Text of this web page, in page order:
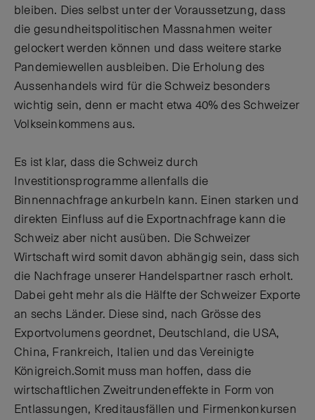
bleiben. Dies selbst unter der Voraussetzung, dass
die gesundheitspolitischen Massnahmen weiter
gelockert werden können und dass weitere starke
Pandemiewellen ausbleiben. Die Erholung des
Aussenhandels wird für die Schweiz besonders
wichtig sein, denn er macht etwa 40% des Schweizer
Volkseinkommens aus.
Es ist klar, dass die Schweiz durch
Investitionsprogramme allenfalls die
Binnennachfrage ankurbeln kann. Einen starken und
direkten Einfluss auf die Exportnachfrage kann die
Schweiz aber nicht ausüben. Die Schweizer
Wirtschaft wird somit davon abhängig sein, dass sich
die Nachfrage unserer Handelspartner rasch erholt.
Dabei geht mehr als die Hälfte der Schweizer Exporte
an sechs Länder. Diese sind, nach Grösse des
Exportvolumens geordnet, Deutschland, die USA,
China, Frankreich, Italien und das Vereinigte
Königreich.Somit muss man hoffen, dass die
wirtschaftlichen Zweitrundeneffekte in Form von
Entlassungen, Kreditausfällen und Firmenkonkursen